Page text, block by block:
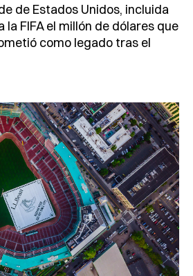
de Estados Unidos, incluida
la FIFA el millón de dólares que
como legado tras el